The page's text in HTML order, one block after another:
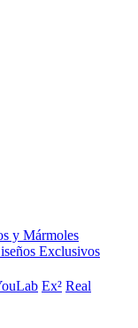
y Mármoles
Exclusivos
Ex² Real